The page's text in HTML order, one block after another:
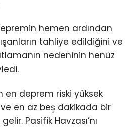
hemen ardından
tahliye edildiğini ve
nedeninin henüz
en deprem riski yüksek
en az beş dakikada bir
Pasifik Havzası’nı